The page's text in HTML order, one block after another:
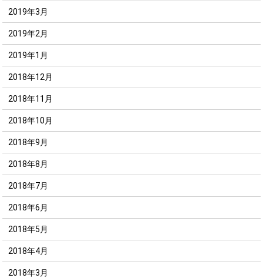
2019年3月
2019年2月
2019年1月
2018年12月
2018年11月
2018年10月
2018年9月
2018年8月
2018年7月
2018年6月
2018年5月
2018年4月
2018年3月